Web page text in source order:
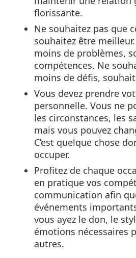
florissante.
Ne souhaitez pas que
souhaitez être
moins de problèmes,
compétences. Ne
moins de défis,
Vous devez prendre
personnelle. Vous ne
les circonstances, les
mais vous pouvez
C’est quelque chose
occuper.
Profitez de chaque
en pratique vos
communication afin
événements
vous ayez le don, le
émotions nécessaires
autres.